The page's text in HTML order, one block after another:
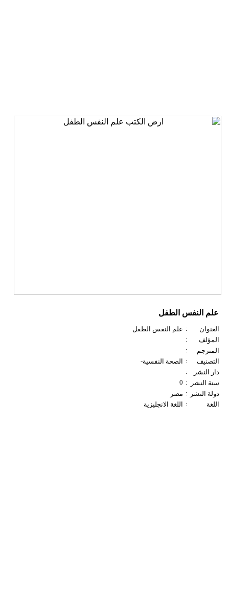
علم النفس الطفل
العنوان : علم النفس الطفل
المؤلف
:
المترجم
:
التصنيف
:
الصحة النفسية-
دار النشر
:
سنة النشر
:
0
دولة النشر
: مصر
اللغة
: اللغة الانجليزية